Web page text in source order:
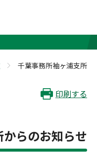
浦支所
千葉事務所袖ヶ浦支所
印刷する
らのお知らせ